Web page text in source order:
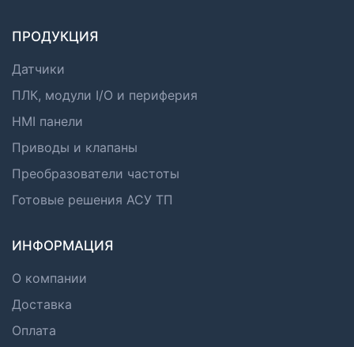
ПРОДУКЦИЯ
Датчики
ПЛК, модули I/O и периферия
HMI панели
Приводы и клапаны
Преобразователи частоты
Готовые решения АСУ ТП
ИНФОРМАЦИЯ
О компании
Доставка
Оплата